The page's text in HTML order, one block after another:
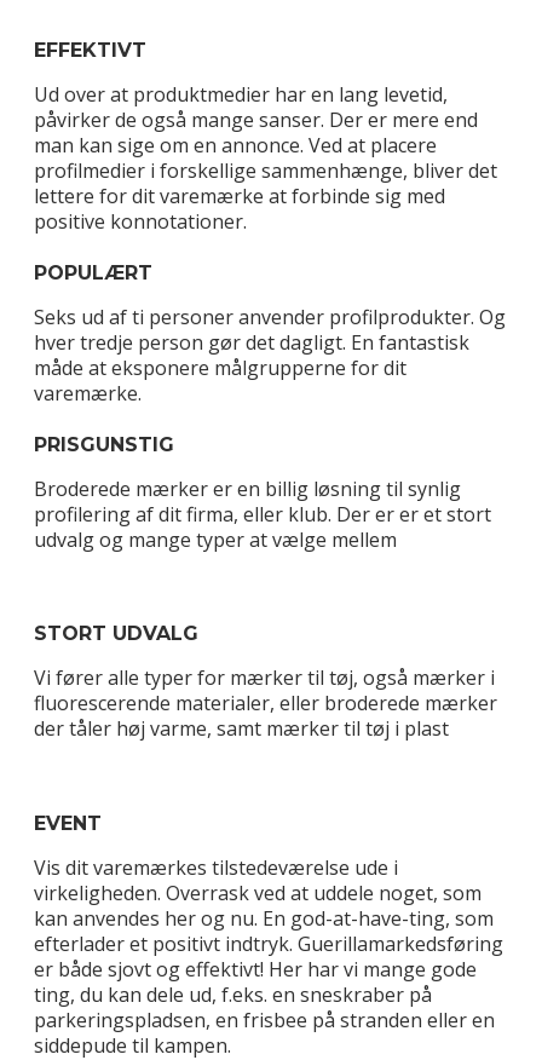
EFFEKTIVT
Ud over at produktmedier har en lang levetid,
påvirker de også mange sanser. Der er mere end
man kan sige om en annonce. Ved at placere
profilmedier i forskellige sammenhænge, bliver det
lettere for dit varemærke at forbinde sig med
positive konnotationer.
POPULÆRT
Seks ud af ti personer anvender profilprodukter. Og
hver tredje person gør det dagligt. En fantastisk
måde at eksponere målgrupperne for dit
varemærke.
PRISGUNSTIG
Broderede mærker er en billig løsning til synlig
profilering af dit firma, eller klub. Der er er et stort
udvalg og mange typer at vælge mellem
STORT UDVALG
Vi fører alle typer for mærker til tøj, også mærker i
fluorescerende materialer, eller broderede mærker
der tåler høj varme, samt mærker til tøj i plast
EVENT
Vis dit varemærkes tilstedeværelse ude i
virkeligheden. Overrask ved at uddele noget, som
kan anvendes her og nu. En god-at-have-ting, som
efterlader et positivt indtryk. Guerillamarkedsføring
er både sjovt og effektivt! Her har vi mange gode
ting, du kan dele ud, f.eks. en sneskraber på
parkeringspladsen, en frisbee på stranden eller en
siddepude til kampen.